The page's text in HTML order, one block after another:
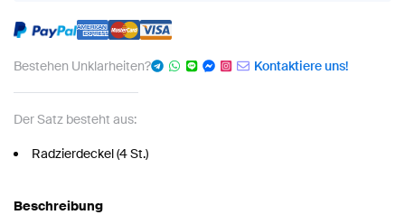
Bestehen Unklarheiten? Kontaktiere uns!
Der Satz besteht aus:
Radzierdeckel (4 St.)
Beschreibung